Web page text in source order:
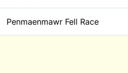
Penmaenmawr Fell Race